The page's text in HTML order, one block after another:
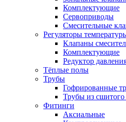
Комплектующие
Сервоприводы
Смесительные
Регуляторы
Клапаны
Комплектующие
Редуктор
Тёплые полы
Трубы
Гофрированные
Трубы из сшитого
Фитинги
Аксиальные